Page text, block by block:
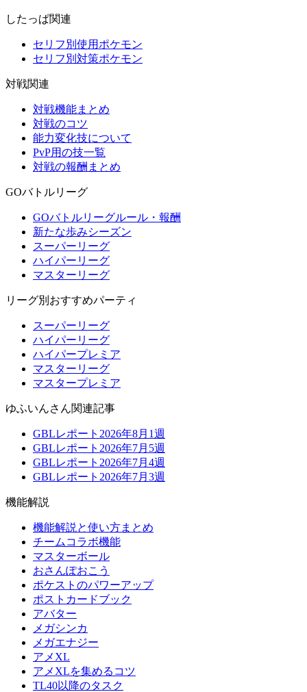
したっぱ関連
セリフ別使用ポケモン
セリフ別対策ポケモン
対戦関連
対戦機能まとめ
対戦のコツ
能力変化技について
PvP用の技一覧
対戦の報酬まとめ
GOバトルリーグ
GOバトルリーグルール・報酬
新たな歩みシーズン
スーパーリーグ
ハイパーリーグ
マスターリーグ
リーグ別おすすめパーティ
スーパーリーグ
ハイパーリーグ
ハイパープレミア
マスターリーグ
マスタープレミア
ゆふいんさん関連記事
GBLレポート2026年8月1週
GBLレポート2026年7月5週
GBLレポート2026年7月4週
GBLレポート2026年7月3週
機能解説
機能解説と使い方まとめ
チームコラボ機能
マスターボール
おさんぽおこう
ポケストのパワーアップ
ポストカードブック
アバター
メガシンカ
メガエナジー
アメXL
アメXLを集めるコツ
TL40以降のタスク